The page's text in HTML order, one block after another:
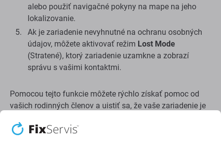
alebo použiť navigačné pokyny na mape na jeho
lokalizovanie.
Ak je zariadenie nevyhnutné na ochranu osobných
údajov, môžete aktivovať režim Lost Mode
(Stratené), ktorý zariadenie uzamkne a zobrazí
správu s vašimi kontaktmi.
Pomocou tejto funkcie môžete rýchlo získať pomoc od
vašich rodinných členov a uistiť sa, že vaše zariadenie je
iPhonu.